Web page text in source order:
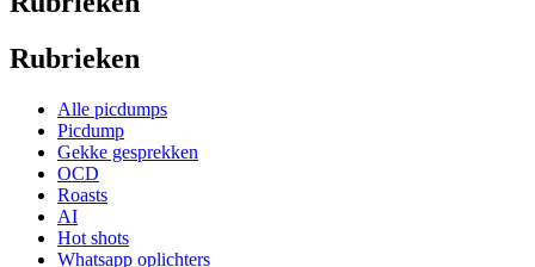
Rubrieken
Alle picdumps
Picdump
Gekke gesprekken
OCD
Roasts
AI
Hot shots
Whatsapp oplichters